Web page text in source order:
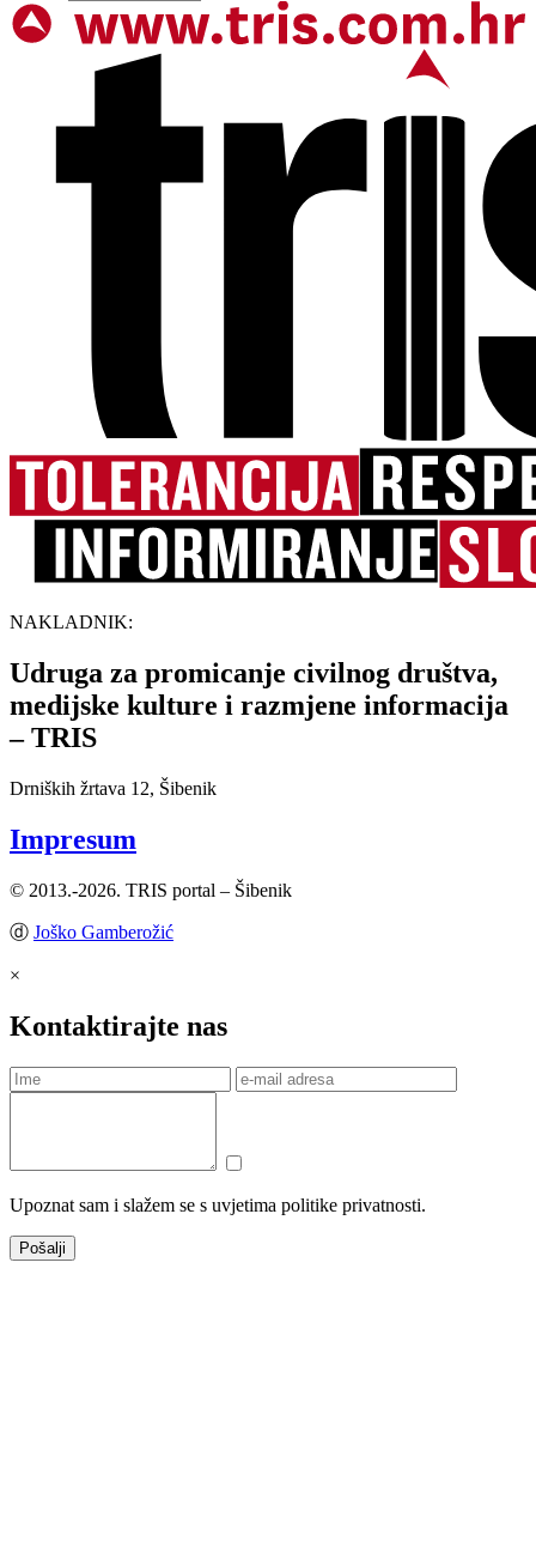
NAKLADNIK:
Udruga za promicanje civilnog društva,
medijske kulture i razmjene informacija
– TRIS
Drniških žrtava 12, Šibenik
Impresum
© 2013.-2026. TRIS portal – Šibenik
ⓓ Joško Gamberožić
×
Kontaktirajte nas
Upoznat sam i slažem se s uvjetima politike privatnosti.
Pošalji